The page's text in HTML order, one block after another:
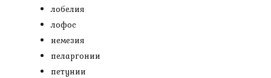
лобелия
лофос
немезия
пеларгонии
петунии